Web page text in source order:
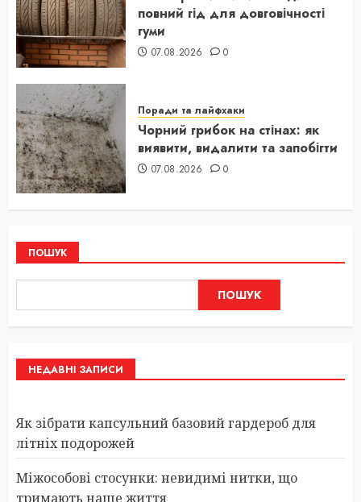
повний гід для довговічності
гуми
07.08.2026 0
Поради та лайфхаки
Чорний грибок на стінах: як
виявити, видалити та запобігти
07.08.2026 0
ПОШУК
ПОШУК
НЕДАВНІ ЗАПИСИ
Як зібрати капсульний базовий гардероб для
літніх подорожей
Міжособові стосунки: невидимі нитки, що
тримають наше життя